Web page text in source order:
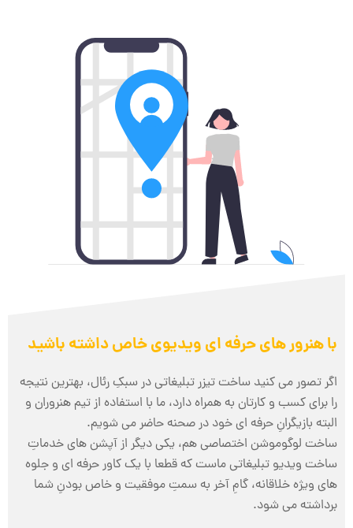
با هنرور های حرفه ای ویدیوی خاص داشته باشید
اگر تصور می کنید ساخت تیزر تبلیغاتی در سبکِ رئال، بهترین نتیجه
را برای کسب و کارتان به همراه دارد، ما با استفاده از تیم هنروران و
البته بازیگرانِ حرفه ای خود در صحنه حاضر می شویم.
ساخت لوگوموشن اختصاصی هم، یکی دیگر از آپشن های خدماتِ
ساخت ویدیو تبلیغاتی ماست که قطعا با یک کاور حرفه ای و جلوه
های ویژه خلاقانه، گامِ آخر به سمتِ موفقیت و خاص بودنِ شما
برداشته می شود.